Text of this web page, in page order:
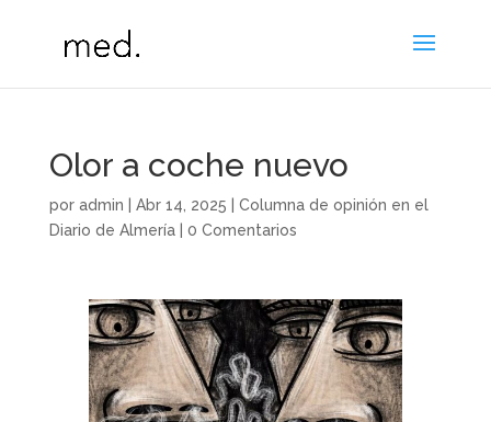
Olor a coche nuevo
por admin Abr 14, 2025
Columna de opinión en el
Diario de Almería| 0 Comentarios